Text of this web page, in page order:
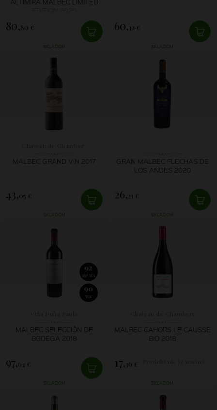
80,80 €
SKLADOM
60, 12 €
SKLADOM
MALBEC GRAND VIN 2017
43,05 €
SKLADOM
GRAN MALBEC FLECHAS DE
LOS ANDES 2020
26,21 €
SKLADOM
92
RP WA
90
WS
MALBEC SELECCIÓN DE
BODEGA 2018
97,64 €
SKLADOM
MALBEC CAHORS LE CAUSSE
BIO 2018
17, 36 €
SKLADOM